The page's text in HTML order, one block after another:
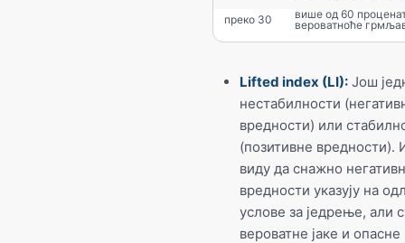
преко 30
више од 60
вероватноће
Lifted index (LI): Још
нестабилности
вредности) или
(позитивне вредности).
виду да снажно
вредности указују на
услове за једрење, али
вероватне јаке и опасне